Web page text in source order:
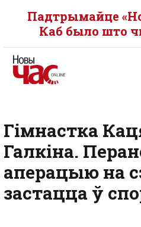
Падтрымайце
Каб было што
Гімнастка
Галкіна.
аперацыю на
застацца ў